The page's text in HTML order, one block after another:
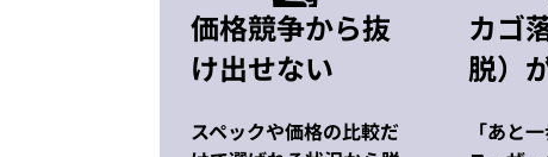
価格競争から抜
け出せない
スペックや価格の比較だ
カゴ
脱）
「あと